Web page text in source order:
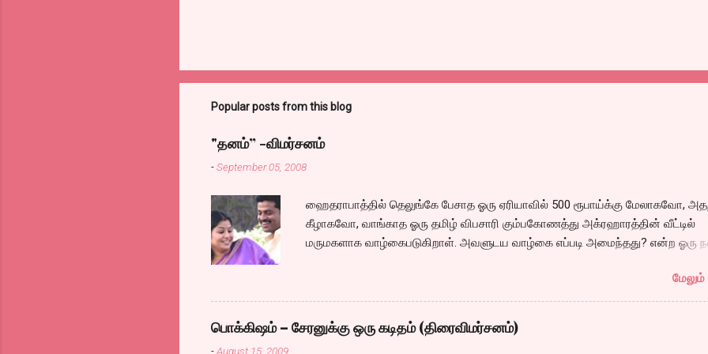
Popular posts from this blog
"தனம்” -விமர்சனம்
-September 05, 2008
ஹைதராபாத்தில் தெலுங்கே பேசாத ஓரு ஏரியாவில் 500 ரூபாய்க்கு மேலாகவோ,
கீழாகவோ, வாங்காத ஓரு தமிழ் விபசாரி கும்பகோணத்து அக்ரஹாரத்தின் வீட்டில்
மருமகளாக வாழ்கைபடுகிறாள். அவளுடய வாழ்கை எப்படி அமைந்தது? என்ற ஓரு
குழப்பி, நம்பமுடியாத திரைக்கதையால் சொதப்பி,சங்கீதாவை ஏதோ ரஜினியை போல
நினைத்து பில்டப் செய்வதும், அவரும் அதற்கு ஏற்றார் போல் ரஜினி பாஷா போல
க்ளைமாக்ஸில் செய்வதும் கொஞ்சம் அல்ல ரொம்பவே ஓவர். ஓரு ஆச்சாரமான
எப்படி ஓருவிபசாரியிடம் தன்னை இழக்கிறான் என்பதற்கே சரியான காட்சியமைப்புகள்
மேலும்
பொக்கிஷம் – சேரனுக்கு ஒரு கடிதம் (திரைவிமர்சனம்)
-August 15, 2009